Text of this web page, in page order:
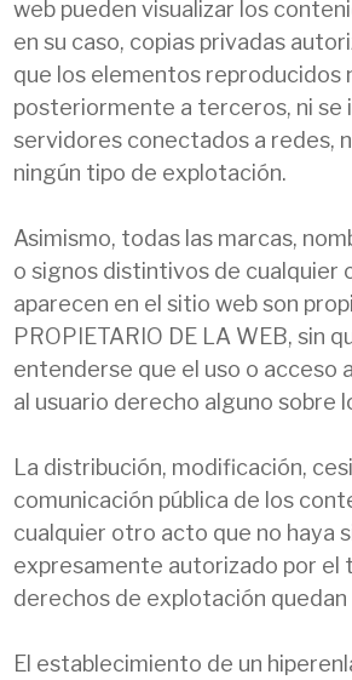
web pueden visualizar los
en su caso, copias privadas
que los elementos reproducidos
posteriormente a terceros, ni se
servidores conectados a redes,
ningún tipo de explotación.
Asimismo, todas las marcas,
o signos distintivos de cualquier
aparecen en el sitio web son
PROPIETARIO DE LA WEB, sin
entenderse que el uso o acceso
al usuario derecho alguno sobre
La distribución, modificación,
comunicación pública de los
cualquier otro acto que no haya
expresamente autorizado por el
derechos de explotación quedan
El establecimiento de un